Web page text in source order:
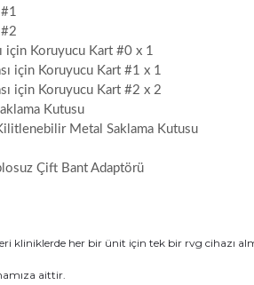
için Koruyucu Kart #0 x 1
için Koruyucu Kart #1 x 1
için Koruyucu Kart #2 x 2
Kutusu
Metal Saklama Kutusu
Çift Bant Adaptörü
kliniklerde her bir ünit için tek bir rvg cihazı
aittir.